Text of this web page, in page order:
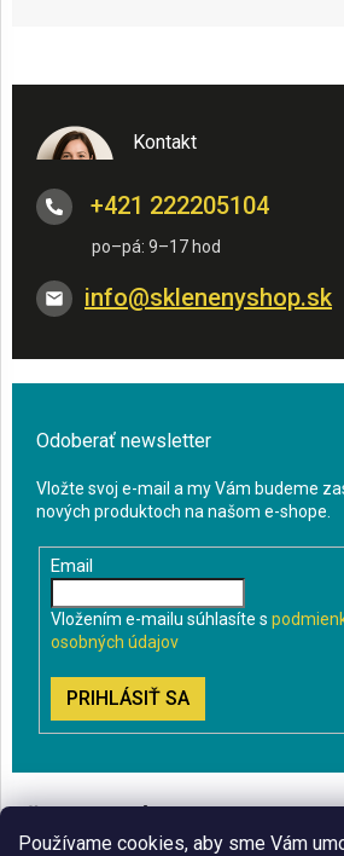
Používame cookies, aby sme Vám
Kontakt
info@sklenenyshop.sk
+421 222205104
Odoberať newsletter
Vložte svoj e-mail a my Vám budeme
nových produktoch na našom e-shope.
Email
Vložením e-mailu súhlasíte s
osobných údajov
PRIHLÁSIŤ SA